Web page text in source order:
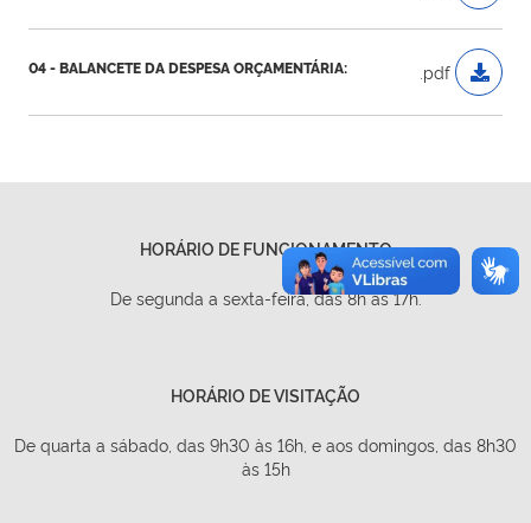
04 - BALANCETE DA DESPESA ORÇAMENTÁRIA: .pdf
HORÁRIO DE FUNCIONAMENTO
De segunda a sexta-feira, das 8h às 17h.
HORÁRIO DE VISITAÇÃO
De quarta a sábado, das 9h30 às 16h, e aos domingos, das 8h30
às 15h